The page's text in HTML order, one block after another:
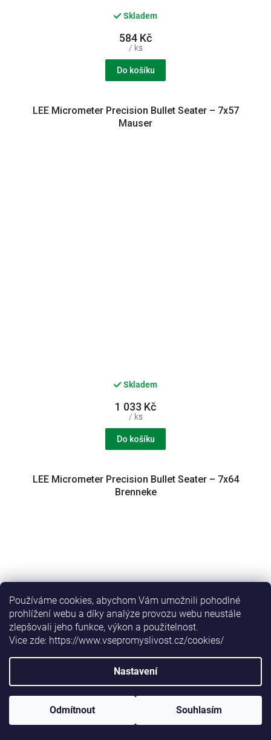
Používáme cookies, abychom Vám umožnili pohodlné
prohlížení webu a díky analýze provozu webu neustále
zlepšovali jeho funkce, výkon a použitelnost.
Vice zde: https://www.vsepromyslivost.cz/cookies/
Nastavení
Odmítnout Souhlasím
Skladem
584 Kč
/ ks
Do košíku
LEE Micrometer Precision Bullet Seater – 7x57
Mauser
Skladem
1 033 Kč
/ ks
Do košíku
LEE Micrometer Precision Bullet Seater – 7x64
Brenneke